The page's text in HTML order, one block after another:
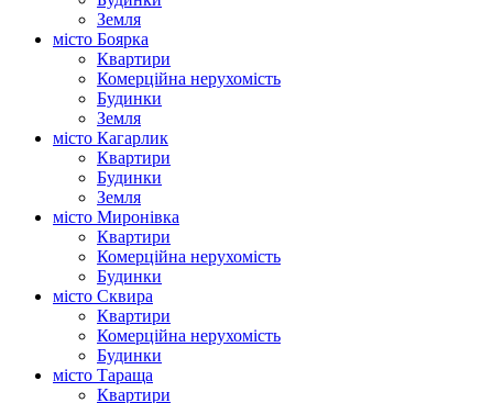
Земля
місто Боярка
Квартири
Комерційна нерухомість
Будинки
Земля
місто Кагарлик
Квартири
Будинки
Земля
місто Миронівка
Квартири
Комерційна нерухомість
Будинки
місто Сквира
Квартири
Комерційна нерухомість
Будинки
місто Тараща
Квартири